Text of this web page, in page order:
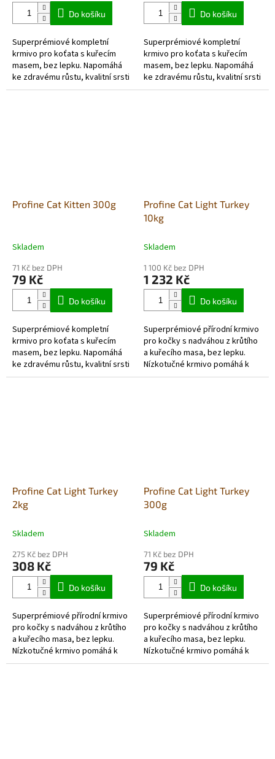
Do košíku
Superprémiové kompletní
krmivo pro koťata s kuřecím
masem, bez lepku. Napomáhá
ke zdravému růstu, kvalitní srsti
a kůži a podporuje imunitu.
Do košíku
Superprémiové kompletní
krmivo pro koťata s kuřecím
masem, bez lepku. Napomáhá
ke zdravému růstu, kvalitní srsti
a kůži a podporuje imunitu.
Profine Cat Kitten 300g
Skladem
71 Kč bez DPH
79 Kč
Do košíku
Superprémiové kompletní
krmivo pro koťata s kuřecím
masem, bez lepku. Napomáhá
ke zdravému růstu, kvalitní srsti
a kůži a podporuje imunitu.
Profine Cat Light Turkey
10kg
Skladem
1 100 Kč bez DPH
1 232 Kč
Do košíku
Superprémiové přírodní krmivo
pro kočky s nadváhou z krůtího
a kuřecího masa, bez lepku.
Nízkotučné krmivo pomáhá k
hubnutí a podporuje trávení.
Profine Cat Light Turkey
2kg
Skladem
275 Kč bez DPH
308 Kč
Do košíku
Superprémiové přírodní krmivo
pro kočky s nadváhou z krůtího
a kuřecího masa, bez lepku.
Nízkotučné krmivo pomáhá k
hubnutí a podporuje trávení.
Profine Cat Light Turkey
300g
Skladem
71 Kč bez DPH
79 Kč
Do košíku
Superprémiové přírodní krmivo
pro kočky s nadváhou z krůtího
a kuřecího masa, bez lepku.
Nízkotučné krmivo pomáhá k
hubnutí a podporuje trávení.